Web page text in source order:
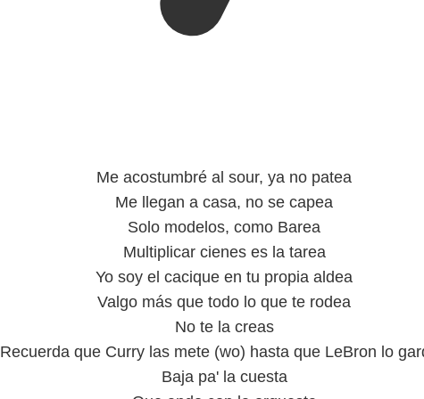
Me acostumbré al sour, ya no patea
Me llegan a casa, no se capea
Solo modelos, como Barea
Multiplicar cienes es la tarea
Yo soy el cacique en tu propia aldea
Valgo más que todo lo que te rodea
No te la creas
Recuerda que Curry las mete (wo) hasta que LeBron lo
Baja pa' la cuesta